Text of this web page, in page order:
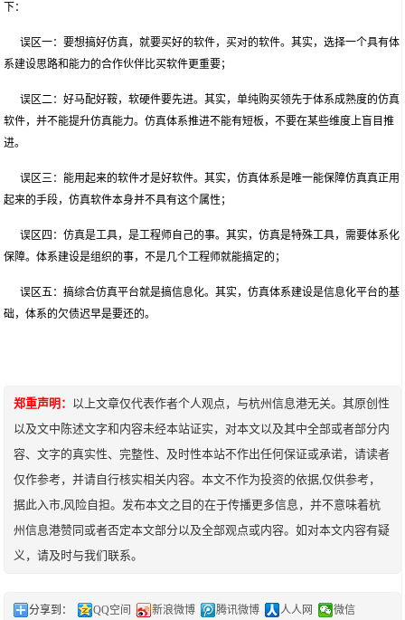
下：
误区一：要想搞好仿真，就要买好的软件，买对的软件。其实，选择一个具有体
系建设思路和能力的合作伙伴比买软件更重要；
误区二：好马配好鞍，软硬件要先进。其实，单纯购买领先于体系成熟度的仿真
软件，并不能提升仿真能力。仿真体系推进不能有短板，不要在某些维度上盲目推
进。
误区三：能用起来的软件才是好软件。其实，仿真体系是唯一能保障仿真真正用
起来的手段，仿真软件本身并不具有这个属性；
误区四：仿真是工具，是工程师自己的事。其实，仿真是特殊工具，需要体系化
保障。体系建设是组织的事，不是几个工程师就能搞定的；
误区五：搞综合仿真平台就是搞信息化。其实，仿真体系建设是信息化平台的基
础，体系的欠债迟早是要还的。
郑重声明： 以上文章仅代表作者个人观点，与杭州信息港无关。其原创性
以及文中陈述文字和内容未经本站证实，对本文以及其中全部或者部分内
容、文字的真实性、完整性、及时性本站不作出任何保证或承诺，请读者
仅作参考，并请自行核实相关内容。本文不作为投资的依据,仅供参考，
据此入市,风险自担。发布本文之目的在于传播更多信息，并不意味着杭
州信息港赞同或者否定本文部分以及全部观点或内容。如对本文内容有疑
义，请及时与我们联系。
分享到： QQ空间 新浪微博 腾讯微博 人人网
微信